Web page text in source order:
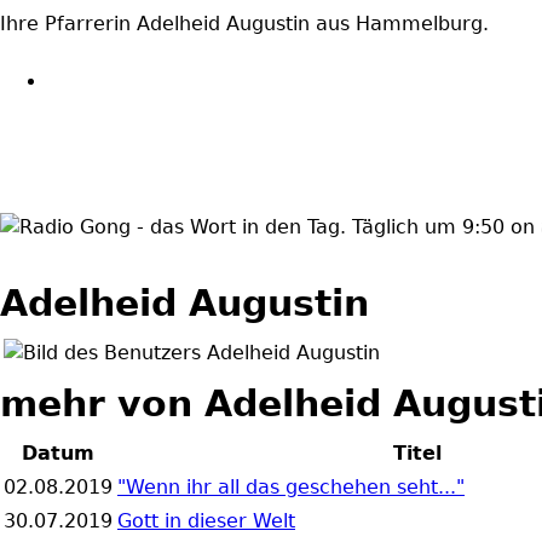
Ihre Pfarrerin Adelheid Augustin aus Hammelburg.
wortindentag-
Adelheid Augustin
mehr von Adelheid
Datum
Titel
02.08.2019 "Wenn ihr all das geschehen seht..."
30.07.2019 Gott in dieser Welt